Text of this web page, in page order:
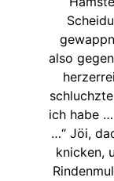
also
ich habe
…“ Jöi,
knicken,